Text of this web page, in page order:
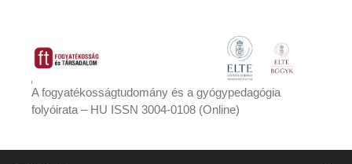
tartalomba
A fogyatékosságtudomány és a gyógypedagógia
folyóirata – HU ISSN 3004-0108 (Online)